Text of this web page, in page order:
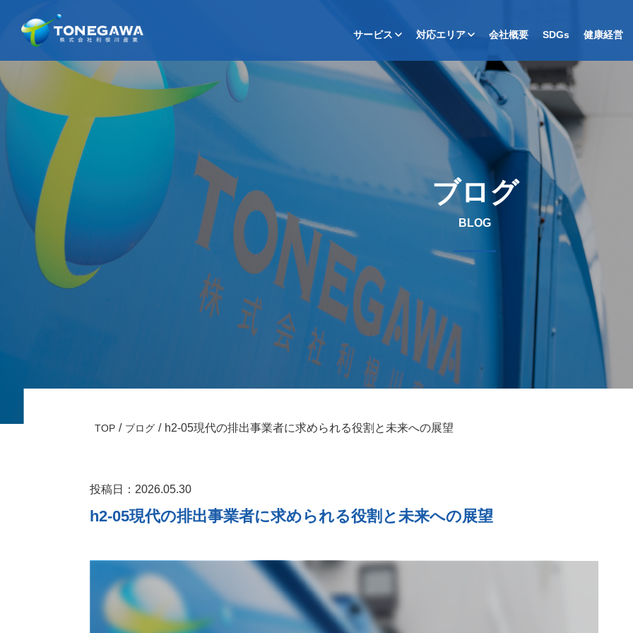
サービス 対応エリア 会社概要 SDGs 健康経営
ブログ
BLOG
TOP ブログ h2-05現代の排出事業者に求められる役割と未来への展望
投稿日：2026.05.30
h2-05現代の排出事業者に求められる役割と未来への展望